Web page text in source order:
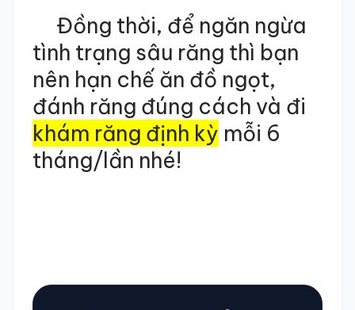
Đồng thời, để ngăn ngừa
tình trạng sâu răng thì bạn
nên hạn chế ăn đồ ngọt,
đánh răng đúng cách và đi
khám răng định kỳ mỗi 6
tháng/lần nhé!